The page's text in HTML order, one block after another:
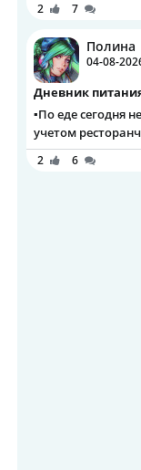
2 7
Полина
04-08-
Дневник
▪️По еде сегодня
учетом
2 6